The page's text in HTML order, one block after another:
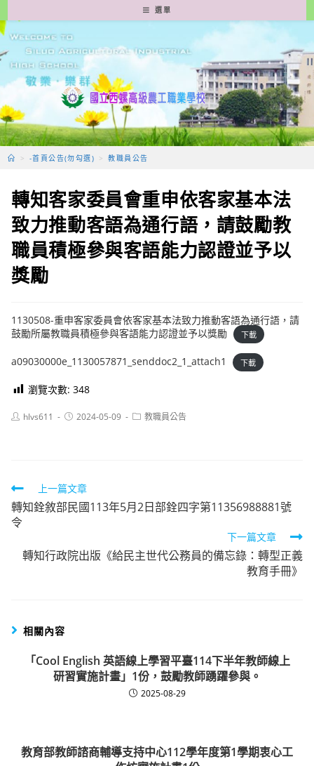
轉
至
要
容
選單
> -首頁公告(勿勾選) > 教職員公告
轉知客家委員會重申依客家基本法
致力推動客語為通行語，請鼓勵教
職員積極參與客語能力認證並予以
獎勵
1130508-重申客家委員會依客家基本法致力推動客語為通行語，請
鼓勵所屬教職員積極參與客語能力認證並予以獎勵
下載
a09030000e_1130057871_senddoc2_1_attach1 下載
瀏覽次數: 348
Posthlvs611
Post2024-05-09
Post教職員公告
Read
more
articles
上一篇文章
轉知銓敘部民國113年5月2日部銓四字第11356988881號
令
下一篇文章
轉知行政院出版《給民主世代公務員的備忘錄：轉型正義
教育手冊》
相關內容
「Cool English 英語線上學習平臺114下半年教師線上
研習實施計畫」1份，鼓勵教師踴躍參與。
2025-08-29
教育部教師諮商輔導支持中心112學年度第1學期衷心工